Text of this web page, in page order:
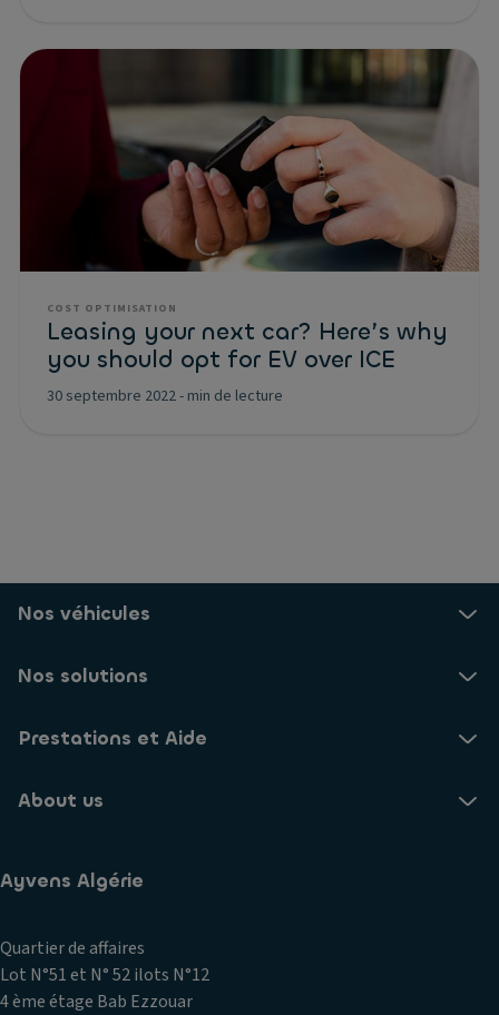
COST OPTIMISATION
Leasing your next car? Here’s why
you should opt for EV over ICE
30 septembre 2022- min de lecture
Nos véhicules
Nos solutions
Prestations et Aide
About us
Ayvens Algérie
Quartier de affaires
Lot N°51 et N° 52 ilots N°12
4 ème étage Bab Ezzouar